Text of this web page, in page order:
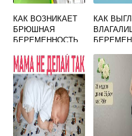
КАК ВОЗНИКАЕТ
БРЮШНАЯ
БЕРЕМЕННОСТЬ
КАК